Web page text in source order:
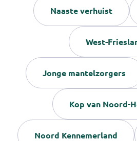
Naaste verhuist
West-
Jonge mantelzorgers
Kop van Noord-
Noord Kennemerland